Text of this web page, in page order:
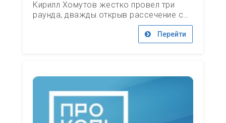
Кирилл Хомутов жестко провел три
раунда, дважды открыв рассечение с…
Перейти